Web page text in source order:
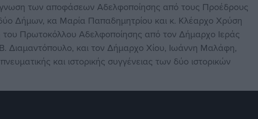
των αποφάσεων Αδελφοποίησης από τους Προέδρους
Δήμων, κα Μαρία Παπαδημητρίου και κ. Κλέαρχο Χρύση
του Πρωτοκόλλου Αδελφοποίησης από τον Δήμαρχο Ιεράς
Διαμαντόπουλο, και τον Δήμαρχο Χίου, Ιωάννη Μαλάφη,
και ιστορικής συγγένειας των δύο ιστορικών